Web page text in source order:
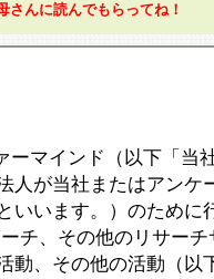
んに読んでもらってね！
ーマインド（以下「当
人が当社またはアンケ
いいます。）のために
チ、その他のリサー
動、その他の活動（以